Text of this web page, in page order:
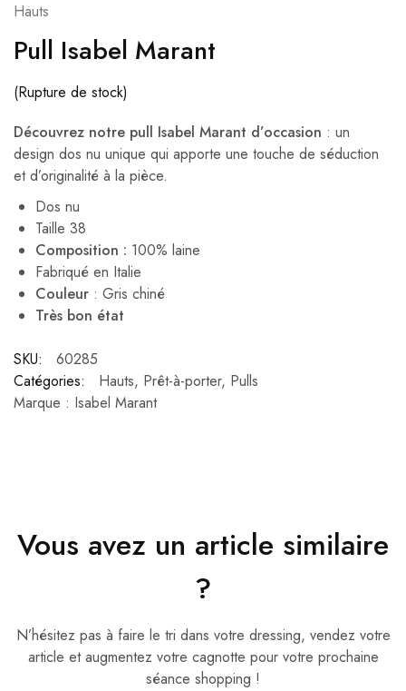
Hauts
Pull Isabel Marant
(Rupture de stock)
Découvrez notre pull Isabel Marant d’occasion : un
design dos nu unique qui apporte une touche de séduction
et d’originalité à la pièce.
Dos nu
Taille 38
Composition : 100% laine
Fabriqué en Italie
Couleur : Gris chiné
Très bon état
SKU:
60285
Catégories:
Hauts, Prêt-à-porter, Pulls
Marque : Isabel Marant
Vous avez un article similaire
?
N’hésitez pas à faire le tri dans votre dressing, vendez votre
article et augmentez votre cagnotte pour votre prochaine
séance shopping !